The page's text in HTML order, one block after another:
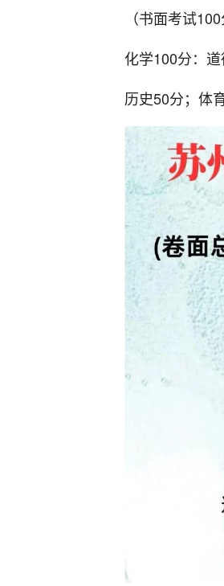
（书面考试
化学100分：
历史50分；体